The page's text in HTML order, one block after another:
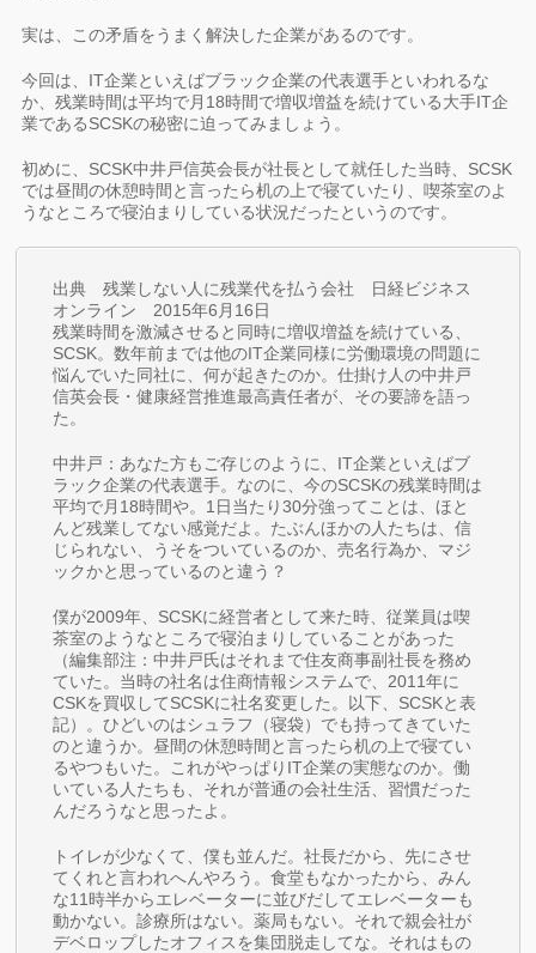
実は、この矛盾をうまく解決した企業があるのです。
今回は、IT企業といえばブラック企業の代表選手といわれるな
か、残業時間は平均で月18時間で増収増益を続けている大手IT企
業であるSCSKの秘密に迫ってみましょう。
初めに、SCSK中井戸信英会長が社長として就任した当時、SCSK
では昼間の休憩時間と言ったら机の上で寝ていたり、喫茶室のよ
うなところで寝泊まりしている状況だったというのです。
出典 残業しない人に残業代を払う会社 日経ビジネス
オンライン 2015年6月16日
残業時間を激減させると同時に増収増益を続けている、
SCSK。数年前までは他のIT企業同様に労働環境の問題に
悩んでいた同社に、何が起きたのか。仕掛け人の中井戸
信英会長・健康経営推進最高責任者が、その要諦を語っ
た。
中井戸：あなた方もご存じのように、IT企業といえばブ
ラック企業の代表選手。なのに、今のSCSKの残業時間は
平均で月18時間や。1日当たり30分強ってことは、ほと
んど残業してない感覚だよ。たぶんほかの人たちは、信
じられない、うそをついているのか、売名行為か、マジ
ックかと思っているのと違う？
僕が2009年、SCSKに経営者として来た時、従業員は喫
茶室のようなところで寝泊まりしていることがあった
（編集部注：中井戸氏はそれまで住友商事副社長を務め
ていた。当時の社名は住商情報システムで、2011年に
CSKを買収してSCSKに社名変更した。以下、SCSKと表
記）。ひどいのはシュラフ（寝袋）でも持ってきていた
のと違うか。昼間の休憩時間と言ったら机の上で寝てい
るやつもいた。これがやっぱりIT企業の実態なのか。働
いている人たちも、それが普通の会社生活、習慣だった
んだろうなと思ったよ。
トイレが少なくて、僕も並んだ。社長だから、先にさせ
てくれと言われへんやろう。食堂もなかったから、みん
な11時半からエレベーターに並びだしてエレベーターも
動かない。診療所はない。薬局もない。それで親会社が
デベロップしたオフィスを集団脱走してな。それはもの